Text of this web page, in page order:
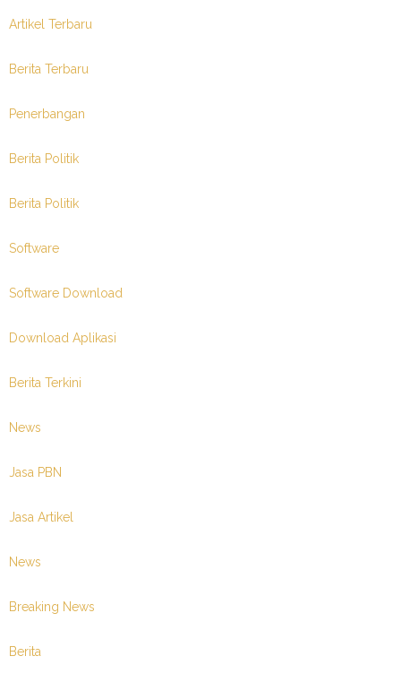
Artikel Terbaru
Berita Terbaru
Penerbangan
Berita Politik
Berita Politik
Software
Software Download
Download Aplikasi
Berita Terkini
News
Jasa PBN
Jasa Artikel
News
Breaking News
Berita